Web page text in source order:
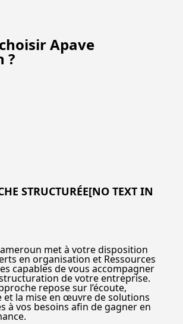
Apave
?
STRUCTURÉE[NO TEXT IN
met à votre disposition
en organisation et Ressources
capables de vous accompagner
de votre entreprise.
repose sur l’écoute,
et la mise en œuvre de solutions
à vos besoins afin de gagner en